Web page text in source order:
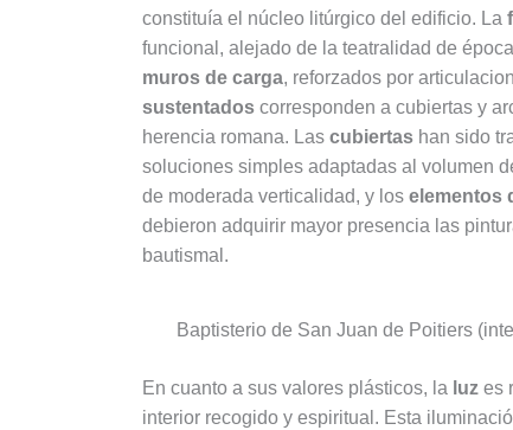
constituía el núcleo litúrgico del edificio. La
funcional, alejado de la teatralidad de
muros de carga, reforzados por
sustentados corresponden a cubiertas y
herencia romana. Las cubiertas han sido
soluciones simples adaptadas al volumen
de moderada verticalidad, y los elementos
debieron adquirir mayor presencia las
bautismal.
Baptisterio de San Juan de Poitiers
En cuanto a sus valores plásticos, la luz es
interior recogido y espiritual. Esta